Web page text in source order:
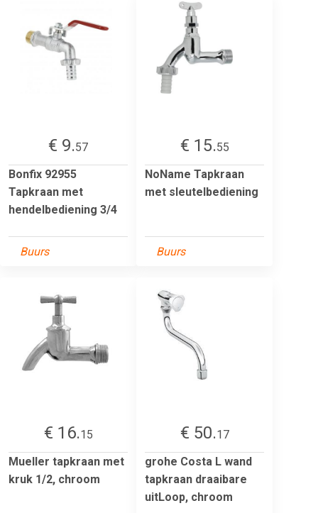
€ 9.57
Bonfix 92955
Tapkraan met
hendelbediening 3/4
Buurs
€ 15.55
NoName Tapkraan
met sleutelbediening
Buurs
€ 16.15
Mueller tapkraan met
kruk 1/2, chroom
€ 50.17
grohe Costa L wand
tapkraan draaibare
uitLoop, chroom